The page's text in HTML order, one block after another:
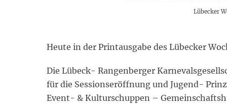
Lübecker
Heute in der Printausgabe des Lübecker
Die Lübeck- Rangenberger
für die Sessionseröffnung und Jugend-
Event- & Kulturschuppen –